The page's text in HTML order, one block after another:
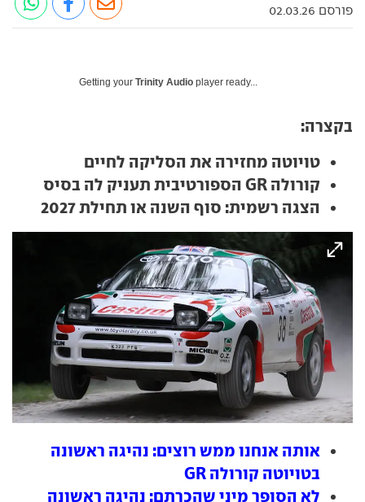
פורסם 02.03.26
Getting your Trinity Audio player ready...
בקצרה:
טויוטה מחזירה את הסליקה לחיים
קורולה GR הספורטיבית תעניק לה בסיס
הצגה רשמית: סוף השנה או תחילת 2027
אותה אנחנו ממש רוצים: נהיגה ראשונה
בטויוטה קורולה GR
לא הסופר מיני שהכרתם: נהיגה ראשונה